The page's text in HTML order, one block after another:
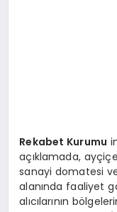
Rekabet Kurumu
açıklamada,
sanayi domatesi
alanında faaliyet
alıcılarının